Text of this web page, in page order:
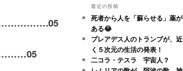
05
05
最近の投稿
死者から人を「蘇らせる」薬が
ある😂
プレアデス人のトランプが、近
く５次元の生活の発表！
二コラ・テスラ 宇宙人？